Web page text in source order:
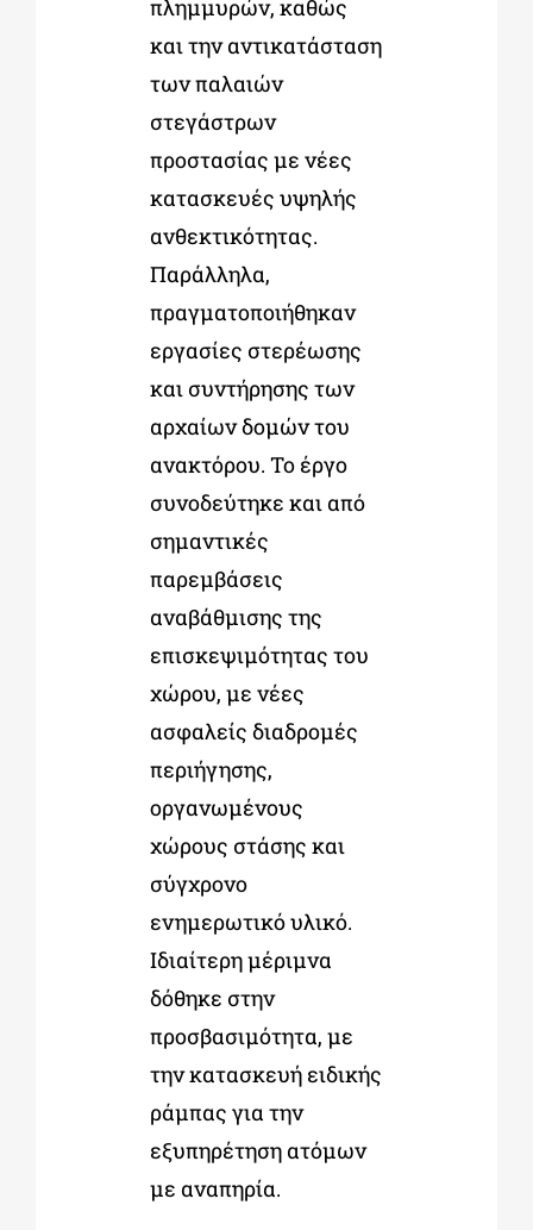
πλημμυρών, καθώς
και την αντικατάσταση
των παλαιών
στεγάστρων
προστασίας με νέες
κατασκευές υψηλής
ανθεκτικότητας.
Παράλληλα,
πραγματοποιήθηκαν
εργασίες στερέωσης
και συντήρησης των
αρχαίων δομών του
ανακτόρου. Το έργο
συνοδεύτηκε και από
σημαντικές
παρεμβάσεις
αναβάθμισης της
επισκεψιμότητας του
χώρου, με νέες
ασφαλείς διαδρομές
περιήγησης,
οργανωμένους
χώρους στάσης και
σύγχρονο
ενημερωτικό υλικό.
Ιδιαίτερη μέριμνα
δόθηκε στην
προσβασιμότητα, με
την κατασκευή ειδικής
ράμπας για την
εξυπηρέτηση ατόμων
με αναπηρία.